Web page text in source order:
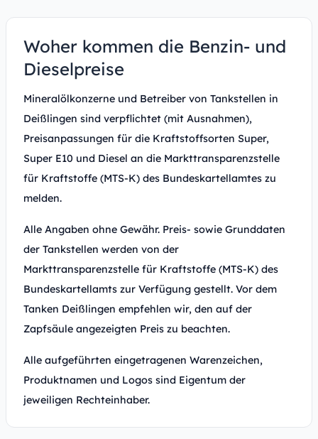
Woher kommen die Benzin- und
Dieselpreise
Mineralölkonzerne und Betreiber von Tankstellen in
Deißlingen sind verpflichtet (mit Ausnahmen),
Preisanpassungen für die Kraftstoffsorten Super,
Super E10 und Diesel an die Markttransparenzstelle
für Kraftstoffe (MTS-K) des Bundeskartellamtes zu
melden.
Alle Angaben ohne Gewähr. Preis- sowie Grunddaten
der Tankstellen werden von der
Markttransparenzstelle für Kraftstoffe (MTS-K) des
Bundeskartellamts zur Verfügung gestellt. Vor dem
Tanken Deißlingen empfehlen wir, den auf der
Zapfsäule angezeigten Preis zu beachten.
Alle aufgeführten eingetragenen Warenzeichen,
Produktnamen und Logos sind Eigentum der
jeweiligen Rechteinhaber.